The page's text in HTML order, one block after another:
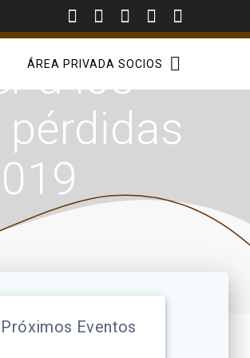
ÁREA PRIVADA SOCIOS
a los
Próximos Eventos